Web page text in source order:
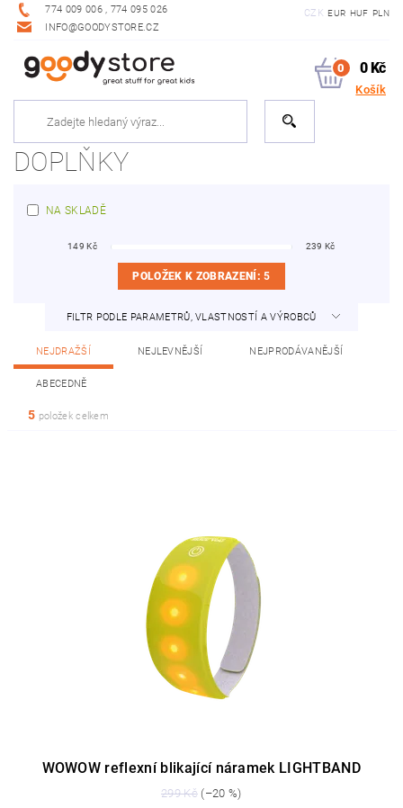
774 009 006 , 774 095 026
INFO@GOODYSTORE.CZ
CZK EUR HUF PLN
0 0 Kč
Košík
DOPLŇKY
NA SKLADĚ
149 Kč 239 Kč
POLOŽEK K ZOBRAZENÍ:5
FILTR PODLE PARAMETRŮ, VLASTNOSTÍ A VÝROBCŮ
NEJDRAŽŠÍ NEJLEVNĚJŠÍ NEJPRODÁVANĚJŠÍ
ABECEDNĚ
5 položek celkem
WOWOW reflexní blikající náramek LIGHTBAND
299 Kč(–20 %)